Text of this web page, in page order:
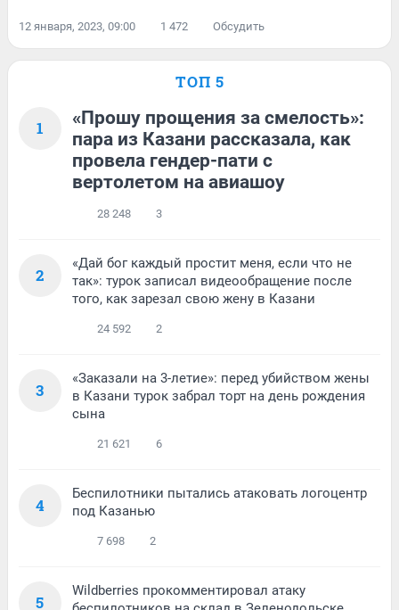
12 января, 2023, 09:00 1 472 Обсудить
ТОП 5
1
«Прошу прощения за смелость»:
пара из Казани рассказала, как
провела гендер-пати с
вертолетом на авиашоу
28 248 3
2
«Дай бог каждый простит меня, если что не
так»: турок записал видеообращение после
того, как зарезал свою жену в Казани
24 592 2
3
«Заказали на 3-летие»: перед убийством жены
в Казани турок забрал торт на день рождения
сына
21 621 6
4
Беспилотники пытались атаковать логоцентр
под Казанью
7 698 2
5
Wildberries прокомментировал атаку